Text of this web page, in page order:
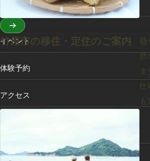
竹原市の移住・定住のご案内
穏
然
ま
仕
も
スポット・体験
イベント
体験予約
アクセス